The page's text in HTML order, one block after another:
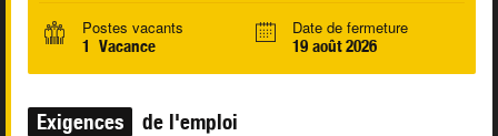
Postes vacants
1 Vacance
Date de fermeture
19 août 2026
Exigences de l'emploi